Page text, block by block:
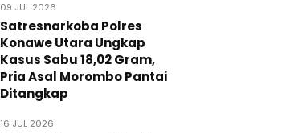
09 JUL 2026
Satresnarkoba Polres
Konawe Utara Ungkap
Kasus Sabu 18,02 Gram,
Pria Asal Morombo Pantai
Ditangkap
16 JUL 2026